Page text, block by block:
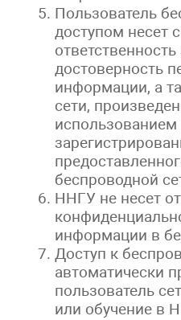
Пользователь
доступом несет
достоверность
информации, а
сети,
использованием
беспроводной
ННГУ не несет
информации в
Доступ к
автоматически
пользователь
или обучение в